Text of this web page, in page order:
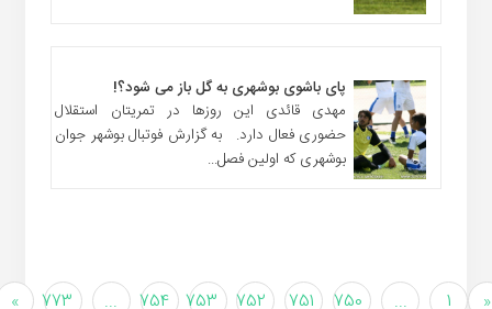
پای باشوی بوشهری به گل باز می شود؟!
مهدی قائدی این روزها در تمریتان استقلال
حضوری فعال دارد. به گزارش فوتبال بوشهر جوان
بوشهری که اولین فصل...
«
1
...
750
751
752
753
754
...
773
»